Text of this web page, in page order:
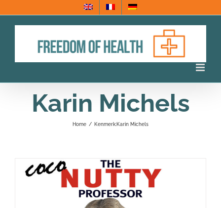
naar
Karin Michels
Home / Kenmerk:Karin Michels